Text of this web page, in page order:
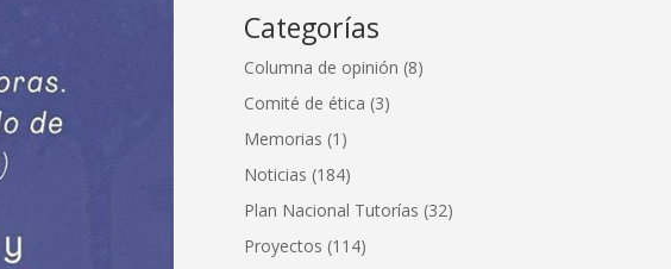
Categorías
Columna de opinión (8)
Comité de ética (3)
Memorias (1)
Noticias (184)
Plan Nacional Tutorías (32)
Proyectos (114)